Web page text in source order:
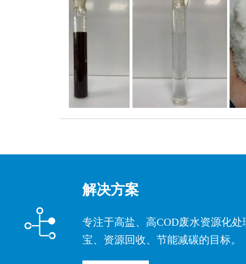

解决方案
专注于高盐、高COD废水资源化
宝、资源回收、节能减碳的目标。